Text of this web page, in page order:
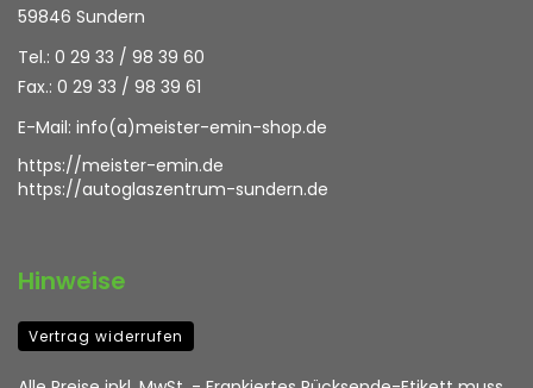
59846 Sundern
Tel.: 0 29 33 / 98 39 60
Fax.: 0 29 33 / 98 39 61
E-Mail: info(a)meister-emin-shop.de
https://meister-emin.de
https://autoglaszentrum-sundern.de
Hinweise
Vertrag widerrufen